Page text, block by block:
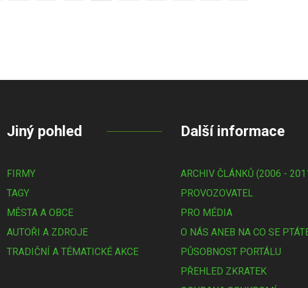
Jiný pohled
FIRMY
TAGY
MĚSTA A OBCE
AUTOŘI A ZDROJE
TRADIČNÍ A TÉMATICKÉ AKCE
Další informace
ARCHIV ČLÁNKŮ (2006 -
PROVOZOVATEL
PRO MÉDIA
O NÁS ANEB NA CO SE
PŮSOBNOST PORTÁLU
PŘEHLED ZKRATEK